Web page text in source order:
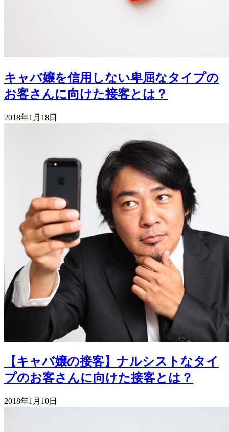
キャバ嬢を信用しない卑屈なタイプの
お客さんに向けた接客とは？
2018年1月18日
【キャバ嬢の接客】ナルシストなタイ
プのお客さんに向けた接客とは？
2018年1月10日